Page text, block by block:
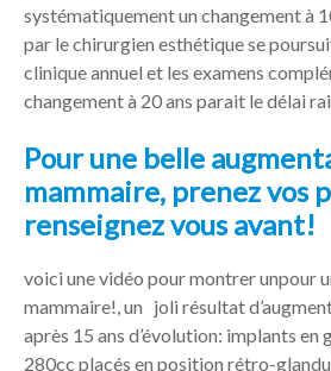
systématiquement un changement à
par le chirurgien esthétique se
clinique annuel et les examens
changement à 20 ans parait le délai
Pour une belle
mammaire, prenez vos
renseignez vous avant!
voici une vidéo pour montrer unpour
mammaire!, un joli résultat
après 15 ans d’évolution: implants en
280cc placés en position rétro-